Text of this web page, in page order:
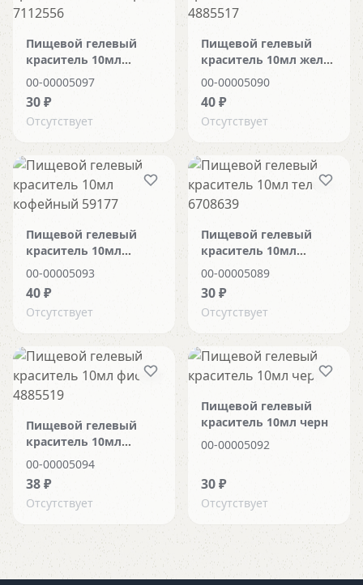
Пищевой гелевый
краситель 10мл
бирюз 7112556
00-00005097
30 ₽
Отсутствует
Пищевой гелевый
краситель 10мл желт
4885517
00-00005090
40 ₽
Отсутствует
Пищевой гелевый
краситель 10мл
кофейный 59177
00-00005093
40 ₽
Отсутствует
Пищевой гелевый
краситель 10мл
телесн 6708639
00-00005089
30 ₽
Отсутствует
Пищевой гелевый
краситель 10мл
фиолет 4885519
00-00005094
38 ₽
Отсутствует
Пищевой гелевый
краситель 10мл черн
00-00005092
30 ₽
Отсутствует